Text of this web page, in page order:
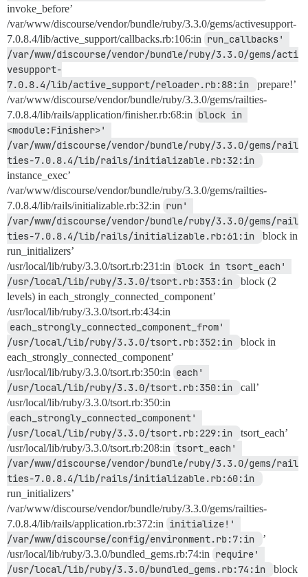
invoke_before’
/var/www/discourse/vendor/bundle/ruby/3.3.0/gems/activesupport-
7.0.8.4/lib/active_support/callbacks.rb:106:in run_callbacks'
/var/www/discourse/vendor/bundle/ruby/3.3.0/gems/acti
vesupport-
7.0.8.4/lib/active_support/reloader.rb:88:in
prepare!’
/var/www/discourse/vendor/bundle/ruby/3.3.0/gems/railties-
7.0.8.4/lib/rails/application/finisher.rb:68:in block in
<module:Finisher>'
/var/www/discourse/vendor/bundle/ruby/3.3.0/gems/rail
instance_exec’
/var/www/discourse/vendor/bundle/ruby/3.3.0/gems/railties-
7.0.8.4/lib/rails/initializable.rb:32:in run'
/var/www/discourse/vendor/bundle/ruby/3.3.0/gems/rail
ties-7.0.8.4/lib/rails/initializable.rb:61:in
block in
run_initializers’
/usr/local/lib/ruby/3.3.0/tsort.rb:231:in block in tsort_each'
/usr/local/lib/ruby/3.3.0/tsort.rb:353:in
block (2
levels) in each_strongly_connected_component’
/usr/local/lib/ruby/3.3.0/tsort.rb:434:in
each_strongly_connected_component_from'
/usr/local/lib/ruby/3.3.0/tsort.rb:352:in
block in
each_strongly_connected_component’
/usr/local/lib/ruby/3.3.0/tsort.rb:350:in each'
/usr/local/lib/ruby/3.3.0/tsort.rb:350:in
call’
/usr/local/lib/ruby/3.3.0/tsort.rb:350:in
each_strongly_connected_component'
/usr/local/lib/ruby/3.3.0/tsort.rb:229:in
tsort_each’
/usr/local/lib/ruby/3.3.0/tsort.rb:208:in tsort_each'
/var/www/discourse/vendor/bundle/ruby/3.3.0/gems/rail
run_initializers’
/var/www/discourse/vendor/bundle/ruby/3.3.0/gems/railties-
7.0.8.4/lib/rails/application.rb:372:in initialize!'
/var/www/discourse/config/environment.rb:7:in
’
/usr/local/lib/ruby/3.3.0/bundled_gems.rb:74:in require'
/usr/local/lib/ruby/3.3.0/bundled_gems.rb:74:in
block